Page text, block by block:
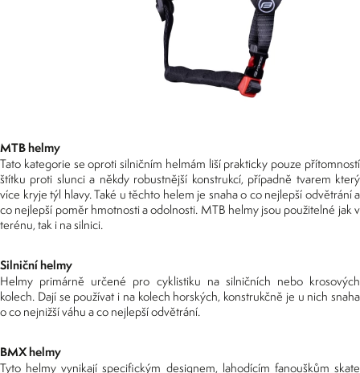
MTB helmy
Tato kategorie se oproti silničním helmám liší prakticky pouze přítomností
štítku proti slunci a někdy robustnější konstrukcí, případně tvarem který
více kryje týl hlavy. Také u těchto helem je snaha o co nejlepší odvětrání a
co nejlepší poměr hmotnosti a odolnosti. MTB helmy jsou použitelné jak v
terénu, tak i na silnici.
Silniční helmy
Helmy primárně určené pro cyklistiku na silničních nebo krosových
kolech. Dají se používat i na kolech horských, konstrukčně je u nich snaha
o co nejnižší váhu a co nejlepší odvětrání.
BMX helmy
Tyto helmy vynikají specifickým designem, lahodícím fanouškům skate